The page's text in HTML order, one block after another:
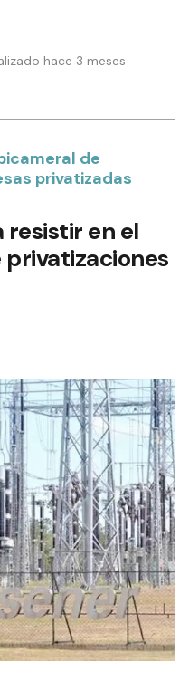
hace 3 meses
de
privatizadas
resistir en el